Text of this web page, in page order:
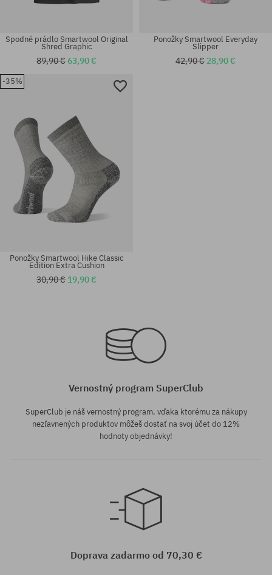
Spodné prádlo Smartwool Original
Shred Graphic
89,90 €63,90 €
Ponožky Smartwool Everyday
Slipper
42,90 € 28,90 €
-35%
Ponožky Smartwool Hike Classic
Edition Extra Cushion
30,90 € 19,90 €
Vernostný program SuperClub
SuperClub je náš vernostný program, vďaka ktorému za nákupy
nezľavnených produktov môžeš dostať na svoj účet do 12%
hodnoty objednávky!
Doprava zadarmo od 70,30 €